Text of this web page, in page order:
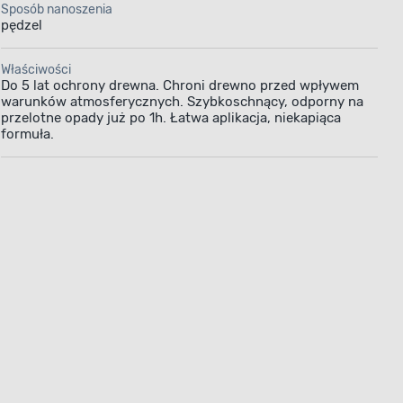
i nie
czasem
1 godziny
przez
2-3
Sposób nanoszenia
pędzel
Właściwości
Do 5 lat ochrony drewna. Chroni drewno przed wpływem
warunków atmosferycznych. Szybkoschnący, odporny na
przelotne opady już po 1h. Łatwa aplikacja, niekapiąca
formuła.